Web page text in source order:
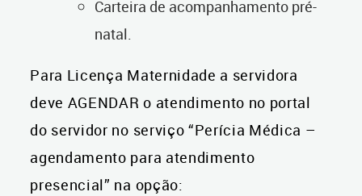
Carteira de acompanhamento pré-
natal.
Para Licença Maternidade a servidora
deve AGENDAR o atendimento no portal
do servidor no serviço “Perícia Médica –
agendamento para atendimento
presencial” na opção: